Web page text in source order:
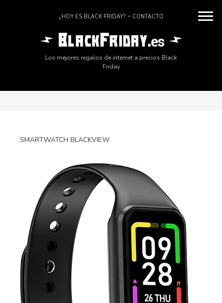
¿HOY ES BLACK FRIDAY? CONTACTO
Los mejores regalos de internet a precios Black
Friday
SMARTWATCH BLACKVIEW